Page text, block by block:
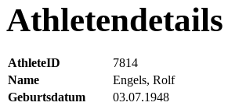
Athletendetails
AthleteID
7814
Name
Engels, Rolf
Geburtsdatum
03.07.1948